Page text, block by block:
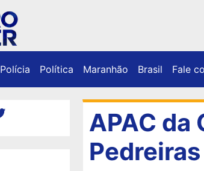
Polícia Política Maranhão Brasil Fale
APAC da